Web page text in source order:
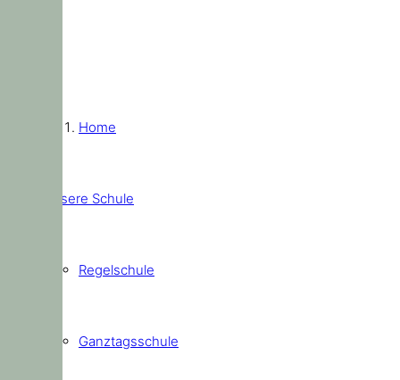
Home
Unsere Schule
Regelschule
Ganztagsschule